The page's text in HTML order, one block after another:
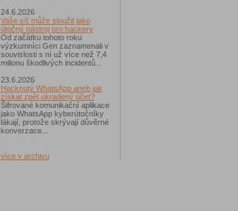
24.6.2026
Vaše síť může sloužit jako
útočný nástroj pro hackery
Od začátku tohoto roku
výzkumníci Gen zaznamenali v
souvislosti s ní už více než 7,4
milionu škodlivých incidentů...
23.6.2026
Hacknutý WhatsApp aneb jak
získat zpět ukradený účet?
Šifrované komunikační aplikace
jako WhatsApp kyberútočníky
lákají, protože skrývají důvěrné
konverzace...
více v archivu